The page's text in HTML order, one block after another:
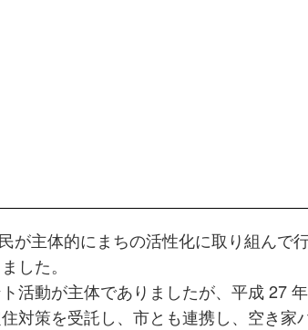
が主体的にまちの活性化に取り組んで
した。
活動が主体でありましたが、平成 27 年
対策を受託し、市とも連携し、空き家